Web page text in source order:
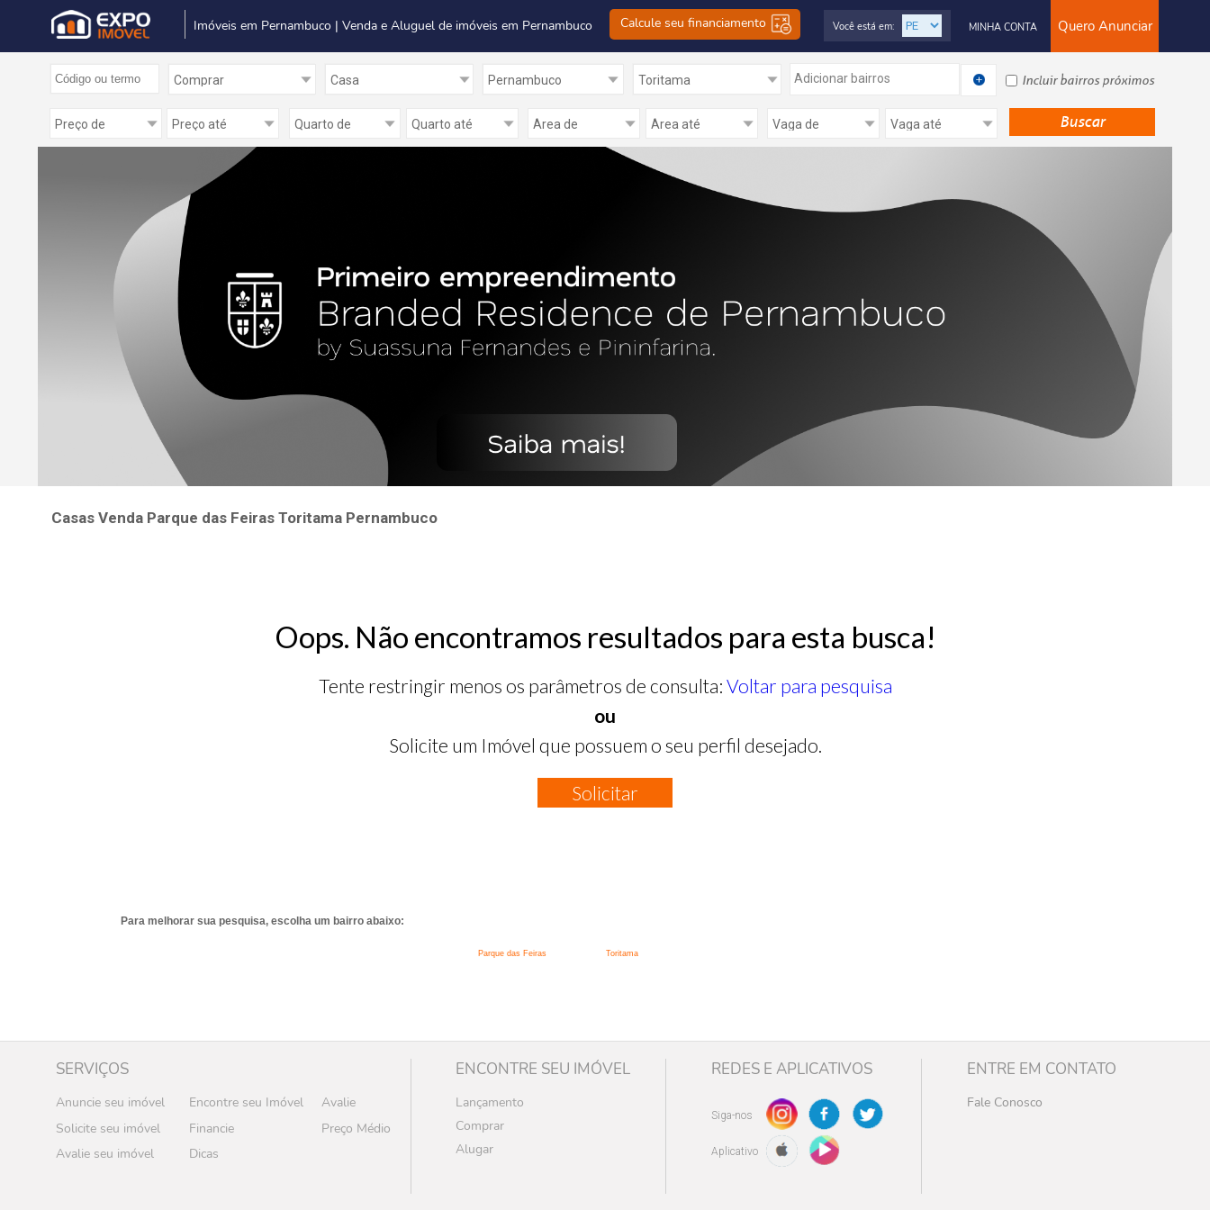
Imóveis em Pernambuco | Venda e Aluguel de imóveis em Pernambuco Calcule seu financiamento Quero Anunciar
MINHA CONTA
Você está em:
Adicionar bairros Incluir bairros próximos
Casas Venda Parque das Feiras Toritama Pernambuco
Oops. Não encontramos resultados para esta busca!
Tente restringir menos os parâmetros de consulta: Voltar para pesquisa
ou
Solicite um Imóvel que possuem o seu perfil desejado.
Solicitar
Para melhorar sua pesquisa, escolha um bairro abaixo:
Parque das Feiras Toritama
SERVIÇOS
Anuncie seu imóvel Encontre seu Imóvel
Avalie
Solicite seu imóvel
Financie
Preço Médio
Avalie seu imóvel
Dicas
ENCONTRE SEU IMÓVEL
Lançamento
Comprar
Alugar
REDES E APLICATIVOS
Siga-nos
Aplicativo
ENTRE EM CONTATO
Fale Conosco